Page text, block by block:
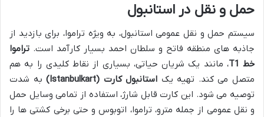
حمل و نقل در استانبول
سیستم حمل و نقل عمومی استانبول، به ویژه تراموا، برای بازدید از
جاذبه های منطقه فاتح و سلطان احمد بسیار کارآمد است. تراموا
خط T1
، مانند یک شریان حیاتی، بسیاری از نقاط کلیدی را به هم
متصل می کند. تهیه یک استانبول کارت (Istanbulkart)
به شدت
توصیه می شود. این کارت قابل شارژ، استفاده از تمامی وسایل حمل
و نقل عمومی از جمله مترو، تراموا، اتوبوس و حتی برخی کشتی ها را